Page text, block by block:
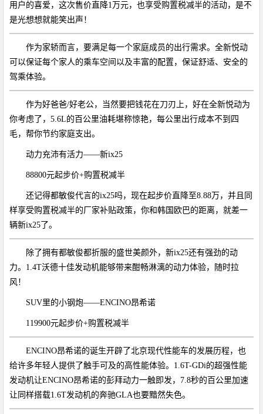
用户的喜爱，这次售价直降1万元，也享受购置税减半的活动，是不
是光想想就能笑出声！
作为家轿而言，要满足每一个家庭成员的出行需求。全新悦动
可以保证每个家人的乘车空间以及丰富的配置，保证舒适、安全的
驾乘体验。
作为好爸爸/好老公，当然要把钱花在刀刃上，好在全新悦动为
你考虑了，5.6L的百公里油耗堪称惊艳，每公里出行成本不到四
毛，帮你节约家庭支出。
动力充沛有活力——新ix25
88800元起步价+购置税减半
还记得都敏俊代言的ix25吗，现在起步价直降至8.88万，并且同
样享受购置税减半的厂家补贴政策，你和韩国欧巴的距离，就差一
辆新ix25了。
除了拥有都敏俊都折服的盛世美颜外，新ix25还有强劲的动
力。1.4T沃德十佳发动机能够带来酣畅淋漓的动力体验，随时拉
风！
SUV里的小钢炮——ENCINO昂希诺
119900元起步价+购置税减半
ENCINO昂希诺的诞生开辟了北京现代性能车的发展历程，也
给许多年轻人提供了触手可及的高性能体验。1.6T-GDi的超强性能
发动机让ENCINO昂希诺的彭拜动力一触即发，7.8秒的百公里加速
让同样搭载1.6T发动机的奔驰GLA也要黯然失色。